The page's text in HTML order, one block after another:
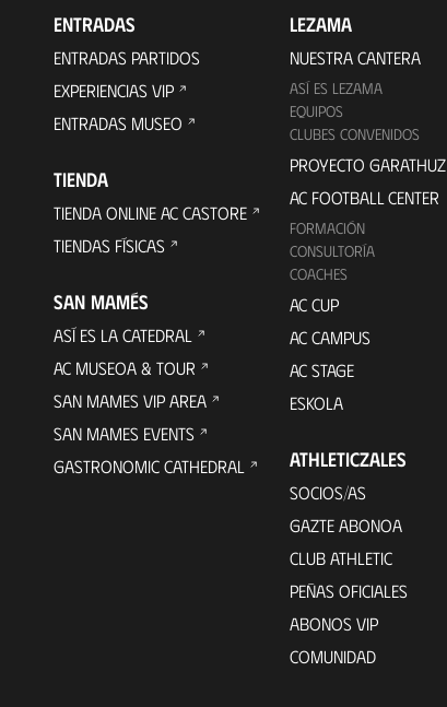
ENTRADAS
ENTRADAS PARTIDOS
EXPERIENCIAS VIP
ENTRADAS MUSEO
TIENDA
TIENDA ONLINE AC CASTORE
TIENDAS FÍSICAS
SAN MAMÉS
ASÍ ES LA CATEDRAL
AC MUSEOA & TOUR
SAN MAMES VIP AREA
SAN MAMES EVENTS
GASTRONOMIC CATHEDRAL
LEZAMA
NUESTRA CANTERA
ASÍ ES LEZAMA
EQUIPOS
CLUBES CONVENIDOS
PROYECTO GARATHUZ
AC FOOTBALL CENTER
FORMACIÓN
CONSULTORÍA
COACHES
AC CUP
AC CAMPUS
AC STAGE
ESKOLA
ATHLETICZALES
SOCIOS/AS
GAZTE ABONOA
CLUB ATHLETIC
PEÑAS OFICIALES
ABONOS VIP
COMUNIDAD